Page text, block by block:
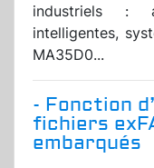
industriels :
intelligentes,
MA35D0...
- Fonction
fichiers
embarqués